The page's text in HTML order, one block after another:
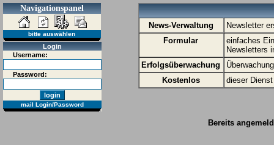
Navigationspanel
bitte auswählen
Login
Username:
Password:
mail Login/Password
News-Verwaltung
Newsletter
Formular
einfaches
Newsletters
Erfolgsüberwachung
Kostenlos
dieser
Bereits